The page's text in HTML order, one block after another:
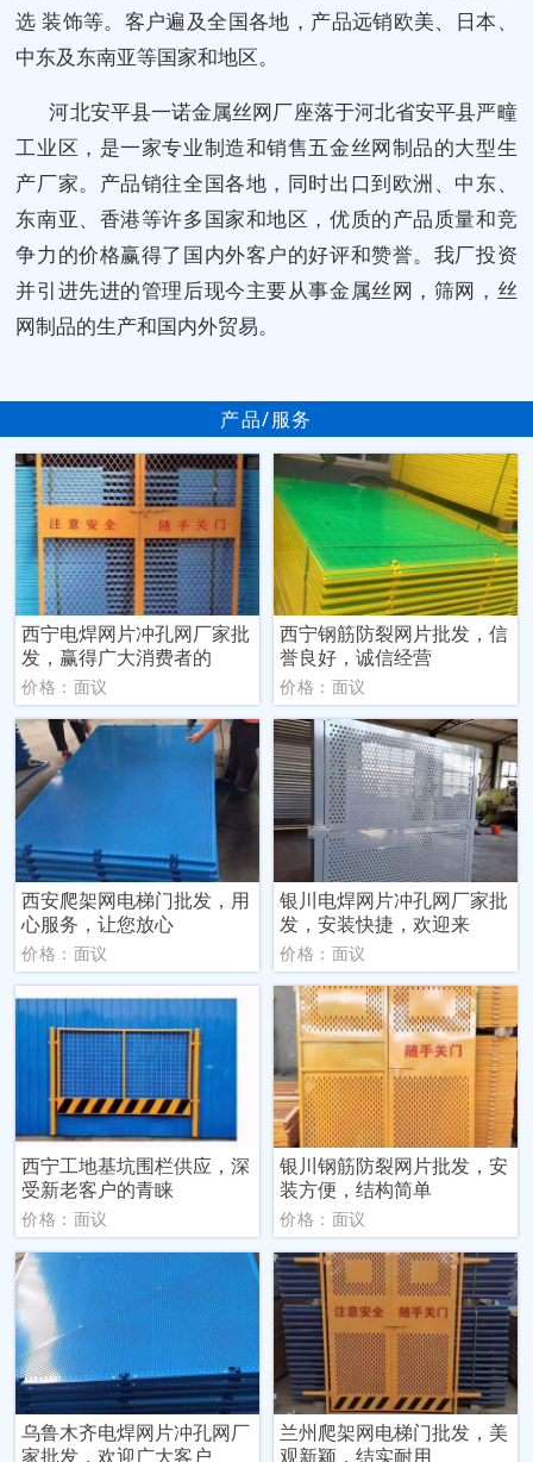
选 装饰等。客户遍及全国各地，产品远销欧美、日本、
中东及东南亚等国家和地区。
河北安平县一诺金属丝网厂座落于河北省安平县严疃
工业区，是一家专业制造和销售五金丝网制品的大型生
产厂家。产品销往全国各地，同时出口到欧洲、中东、
东南亚、香港等许多国家和地区，优质的产品质量和竞
争力的价格赢得了国内外客户的好评和赞誉。我厂投资
并引进先进的管理后现今主要从事金属丝网，筛网，丝
网制品的生产和国内外贸易。
产品/服务
西宁电焊网片冲孔网厂家批
发，赢得广大消费者的
价格：面议
西宁钢筋防裂网片批发，信
誉良好，诚信经营
价格：面议
西安爬架网电梯门批发，用
心服务，让您放心
价格：面议
银川电焊网片冲孔网厂家批
发，安装快捷，欢迎来
价格：面议
西宁工地基坑围栏供应，深
受新老客户的青睐
价格：面议
银川钢筋防裂网片批发，安
装方便，结构简单
价格：面议
乌鲁木齐电焊网片冲孔网厂
家批发，欢迎广大客户
兰州爬架网电梯门批发，美
观新颖，结实耐用